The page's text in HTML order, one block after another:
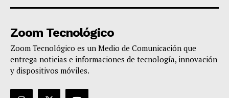
Zoom Tecnológico
Zoom Tecnológico es un Medio de Comunicación que
entrega noticias e informaciones de tecnología, innovación
y dispositivos móviles.